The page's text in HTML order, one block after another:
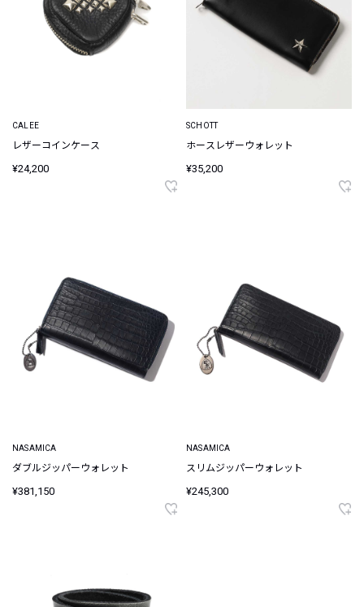
CALEE
レザーコインケース
¥24,200
SCHOTT
ホースレザーウォレット
¥35,200
NASAMICA
ダブルジッパーウォレット
¥381,150
NASAMICA
スリムジッパーウォレット
¥245,300